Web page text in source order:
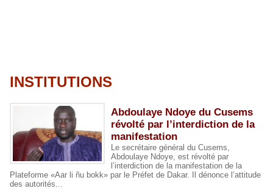
INSTITUTIONS
Abdoulaye Ndoye du Cusems
révolté par l’interdiction de la
manifestation
Le secrétaire général du Cusems,
Abdoulaye Ndoye, est révolté par
l’interdiction de la manifestation de la
Plateforme «Aar li ñu bokk» par le Préfet de Dakar. Il dénonce l’attitude
des autorités...